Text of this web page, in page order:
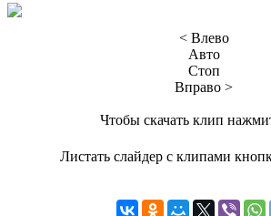
< Влево
Авто
Стоп
Вправо >
Чтобы скачать клип
Листать слайдер с клипами